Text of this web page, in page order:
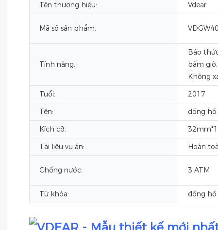
Tên thương hiệu: Vdear
Mã số sản phẩm:
Tính năng:
Báo
bấm
Không
Tuổi: 2017
Tên:
đồng
Kích cỡ:
Tài liệu vụ án:
Hoàn
Chống nước: 3 ATM
Từ khóa:
đồng